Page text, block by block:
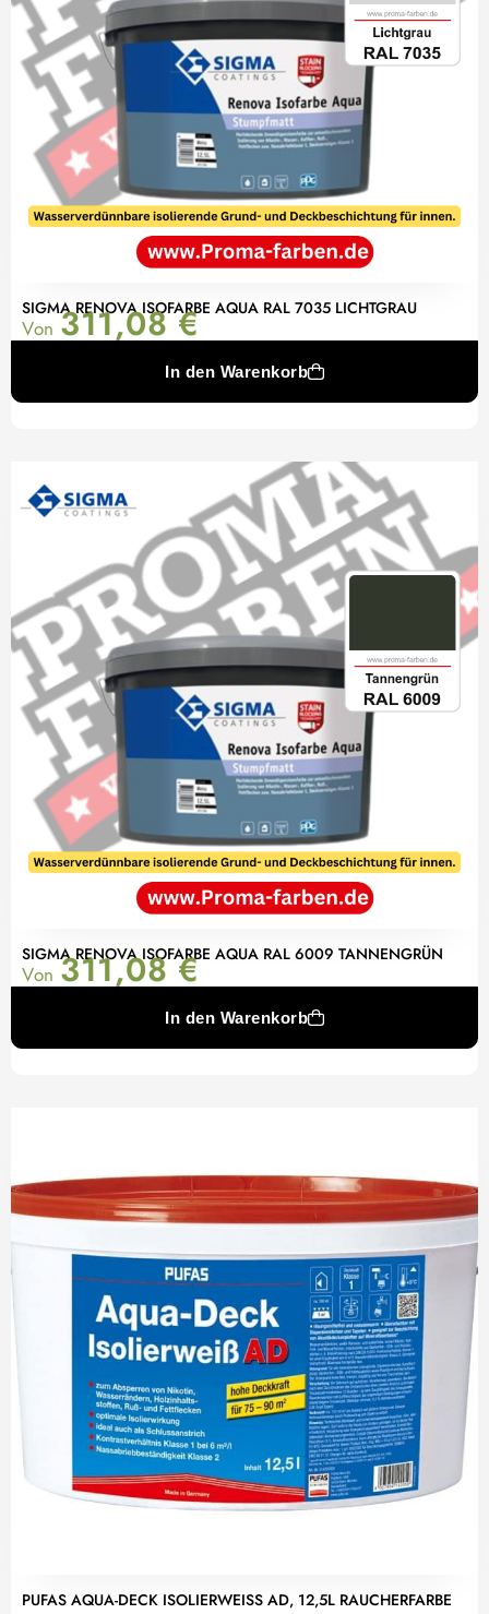
SIGMA RENOVA ISOFARBE AQUA RAL 7035 LICHTGRAU
Von 311,08€
In den Warenkorb
SIGMA RENOVA ISOFARBE AQUA RAL 6009 TANNENGRÜN
Von 311,08€
In den Warenkorb
PUFAS AQUA-DECK ISOLIERWEISS AD, 12,5L RAUCHERFARBE –